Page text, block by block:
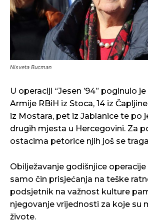
Nisveta Bucman
U operaciji “Jesen ’94” poginulo
Armije RBiH iz Stoca, 14 iz
iz Mostara, pet iz Jablanice te po
drugih mjesta u Hercegovini. Za
ostacima petorice njih još se
Obilježavanje godišnjice operacije
samo čin prisjećanja na teške
podsjetnik na važnost kulture
njegovanje vrijednosti za koje su
živote.